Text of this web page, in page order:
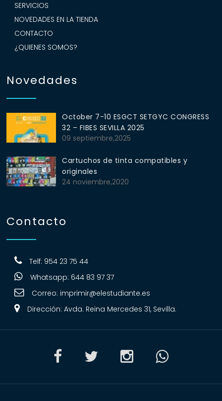
SERVICIOS
NOVEDADES EN LA TIENDA
CONTACTO
¿QUIENES SOMOS?
Novedades
October 7-10 ESGCT SETGYC CONGRESS
32 – FIBES SEVILLA 2025
09 septiembre,2025
Cartuchos de tinta compatibles y
originales
24 noviembre,2020
Contacto
Telf: 954 23 75 44
Whatsapp: 644 83 97 37
Correo: imprimir@elestudiante.es
Dirección: Avda. Reina Mercedes 31, Sevilla.